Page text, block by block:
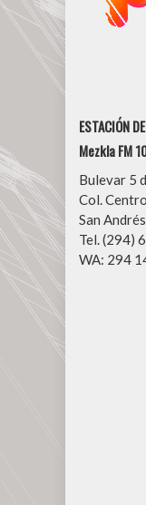
ESTACIÓN
Mezkla FM
Bulevar 5
Col.
San
Tel. (294)
WA: 294